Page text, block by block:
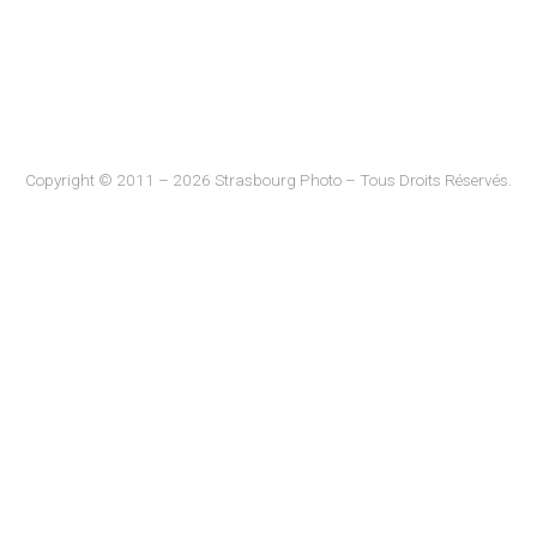
Copyright © 2011 – 2026 Strasbourg Photo – Tous Droits Réservés.